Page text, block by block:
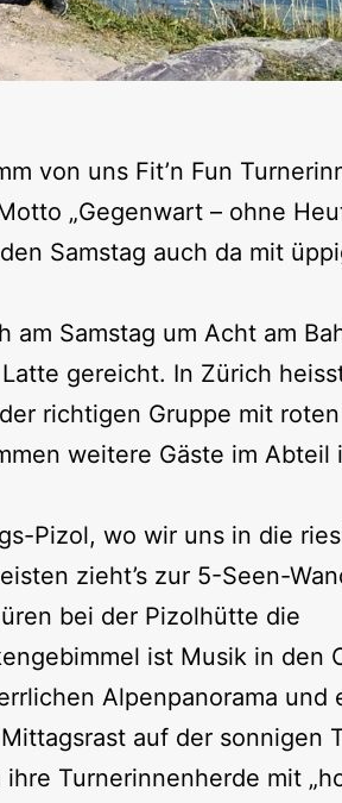
von uns Fit’n Fun
„Gegenwart – ohne
Samstag auch da mit
Samstag um Acht am
gereicht. In Zürich
richtigen Gruppe mit
weitere Gäste im Abteil
Pizol, wo wir uns in die
zieht’s zur 5-Seen-
bei der Pizolhütte die
ist Musik in den
Alpenpanorama und
auf der sonnigen
Turnerinnenherde mit